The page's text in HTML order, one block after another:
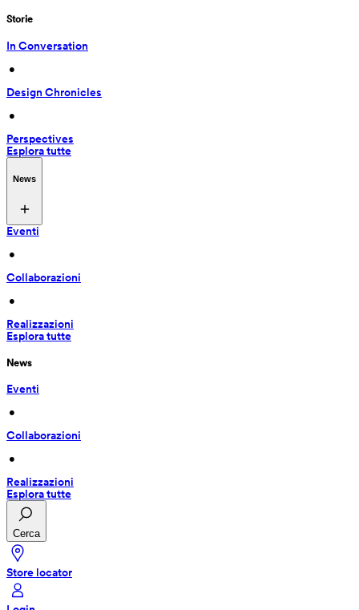
Storie
In Conversation
•
Design Chronicles
•
Perspectives
Esplora tutte
News
Eventi
•
Collaborazioni
•
Realizzazioni
Esplora tutte
News
Eventi
•
Collaborazioni
•
Realizzazioni
Esplora tutte
Cerca
Store locator